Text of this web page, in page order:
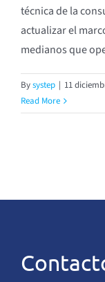
técnica de la
actualizar el
medianos que
Bysystep | 11
Read More